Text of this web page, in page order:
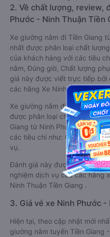
2. Về chất lượng, review,
Phước - Ninh Thuận Tiền
Xe giường nằm đi Tiền Giang
nhất được phân loại chất
của khách hàng với các tiêu
nằm, Đúng giờ, Chất lượng
giá này được viết trực tiếp bởi
các hãng Xe Ninh Phước -
Xe giường nằm đi Tiền Giang
được phân loại chất lượng tốt
Giang từ Ninh Phước - Ninh
các tiêu chí như: Chất lượng
vụ.
Đánh giá này được viết trực
nghiệm dịch vụ của các hãng
Ninh Thuận Tiền Giang .
3. Giá vé xe Ninh Phước
Hiện tại, theo cập nhật mới
giường nằm tuyến Tiền Giang